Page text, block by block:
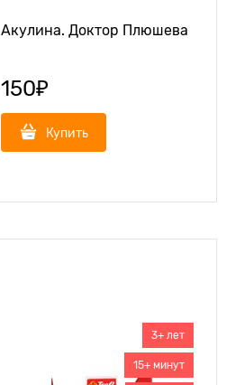
Акулина. Доктор Плюшева
150₽
Купить
3+ лет
15+ минут